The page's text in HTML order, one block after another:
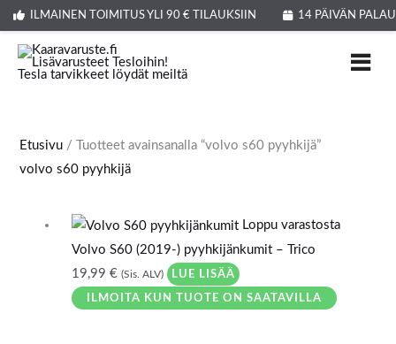
ILMAINEN TOIMITUS YLI 90 € TILAUKSIIN 14 PÄIVÄN
Siirry
sisältöön
Etusivu / Tuotteet avainsanalla “volvo s60 pyyhkijä”
volvo s60 pyyhkijä
Loppu varastosta
Volvo S60 (2019-) pyyhkijänkumit – Trico
19,99 € (Sis. ALV) LUE LISÄÄ
ILMOITA KUN TUOTE ON SAATAVILLA
Products
search